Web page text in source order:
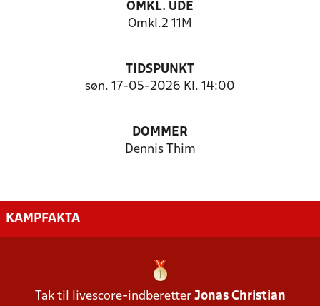
OMKL. UDE
Omkl.2 11M
TIDSPUNKT
søn. 17-05-2026 Kl. 14:00
DOMMER
Dennis Thim
KAMPFAKTA
Tak til livescore-indberetter Jonas Christian